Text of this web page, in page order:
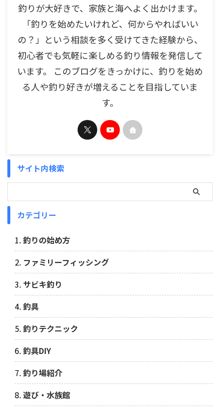
釣りが大好きで、家族と海へよく出かけます。
「釣りを始めたいけれど、何からやればいい
の？」という相談を多く受けてきた経験から、
初心者でも気軽に楽しめる釣り情報を発信して
います。 このブログをきっかけに、釣りを始め
る人や釣り好きが増えることを目指していま
す。
サイト内検索
カテゴリー
釣りの始め方
ファミリーフィッシング
サビキ釣り
釣具
釣りテクニック
釣具DIY
釣り場紹介
遊び・水族館